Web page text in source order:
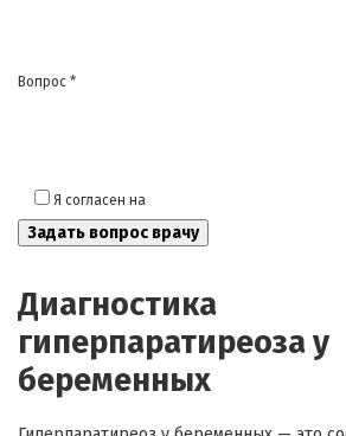
Вопрос *
Я согласен на
Диагностика
гиперпаратиреоза у
беременных